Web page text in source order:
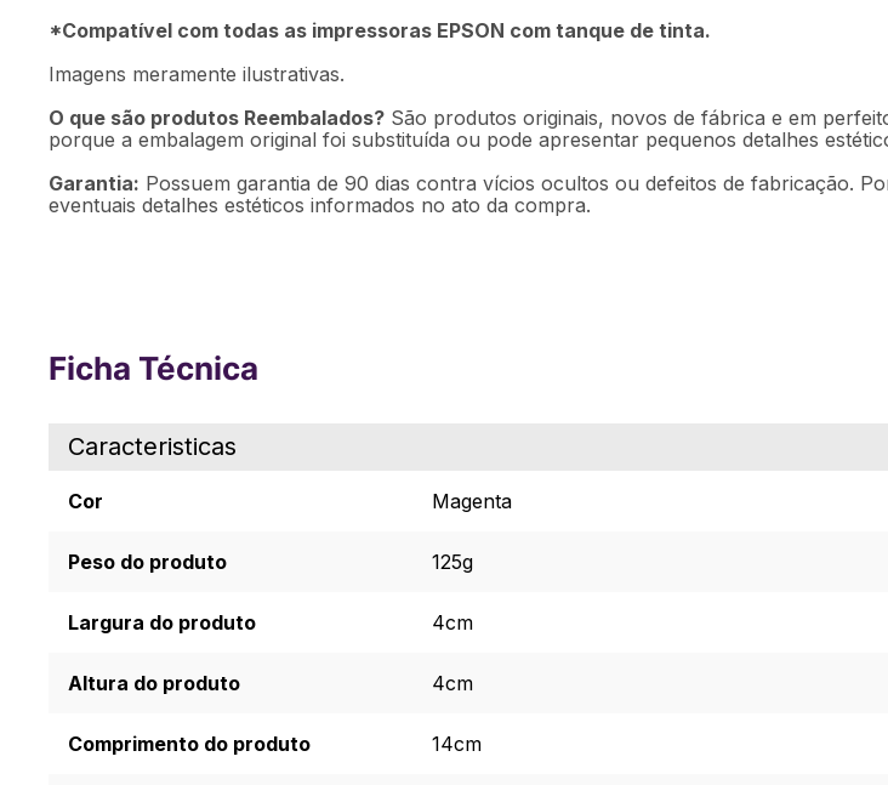
*Compatível com todas as impressoras EPSON com tanque de tinta.
Imagens meramente ilustrativas.
O que são produtos Reembalados? São produtos originais, novos de fábrica e em
porque a embalagem original foi substituída ou pode apresentar pequenos detalhes
Garantia: Possuem garantia de 90 dias contra vícios ocultos ou defeitos de fabricação.
eventuais detalhes estéticos informados no ato da compra.
Ficha Técnica
Caracteristicas
Cor Magenta
Peso do produto 125g
Largura do produto 4cm
Altura do produto 4cm
Comprimento do produto 14cm